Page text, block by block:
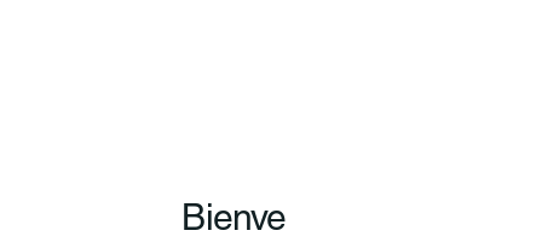
Bienve